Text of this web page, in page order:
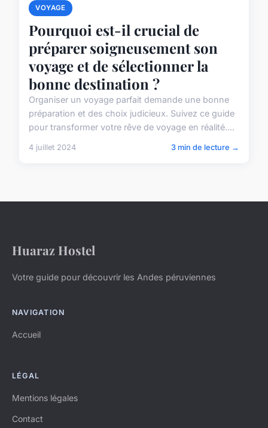
VOYAGE
Pourquoi est-il crucial de
préparer soigneusement son
voyage et de sélectionner la
bonne destination ?
Organiser un voyage parfait demande une bonne
préparation et des choix judicieux. Suivez ce guide
pour transformer votre rêve de voyage en réalité....
4 juillet 2024 3 min de lecture →
Huaraz Hostel
Votre guide pour découvrir les Andes péruviennes
NAVIGATION
Accueil
LÉGAL
Mentions légales
Contact